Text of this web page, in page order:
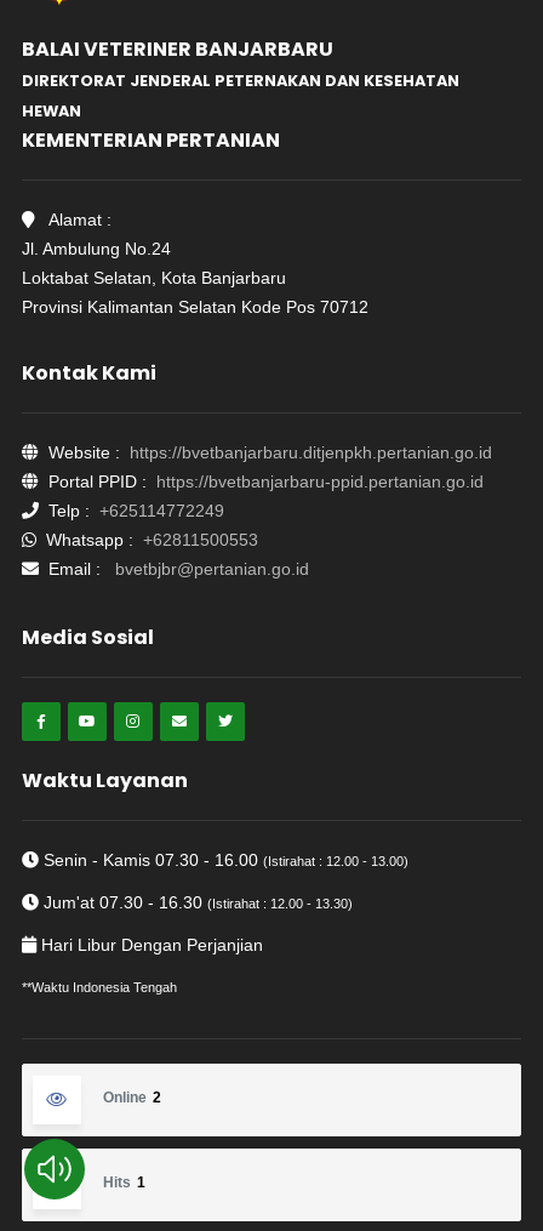
BALAI VETERINER BANJARBARU
DIREKTORAT JENDERAL PETERNAKAN DAN KESEHATAN
HEWAN
KEMENTERIAN PERTANIAN
Alamat :
Jl. Ambulung No.24
Loktabat Selatan, Kota Banjarbaru
Provinsi Kalimantan Selatan Kode Pos 70712
Kontak Kami
Website : https://bvetbanjarbaru.ditjenpkh.pertanian.go.id
Portal PPID : https://bvetbanjarbaru-ppid.pertanian.go.id
Telp : +625114772249
Whatsapp : +62811500553
Email :
bvetbjbr@pertanian.go.id
Media Sosial
Waktu Layanan
Senin - Kamis 07.30 - 16.00 (Istirahat : 12.00 - 13.00)
Jum'at 07.30 - 16.30 (Istirahat : 12.00 - 13.30)
Hari Libur Dengan Perjanjian
**Waktu Indonesia Tengah
Online 2
Hits 1